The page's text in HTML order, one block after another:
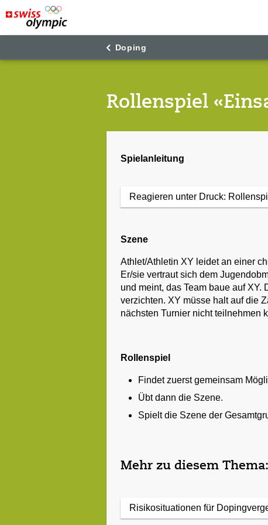
Doping
Rollenspiel
Spielanleitung
Reagieren unter Druck:
Szene
Athlet/Athletin XY leidet an einer
Er/sie vertraut sich dem
und meint, das Team baue auf
verzichten. XY müsse halt auf die
nächsten Turnier nicht teilnehmen
Rollenspiel
Findet zuerst gemeinsam
Übt dann die Szene.
Spielt die Szene der
Mehr zu diesem Thema:
Risikosituationen für